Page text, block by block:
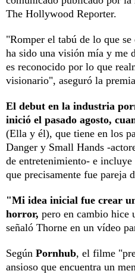
The Hollywood Reporter.
"Romper el tabú de lo que
ha sido una visión mía y me
es reconocido por lo que
visionario", aseguró la
El debut en la industria
inició el pasado agosto,
(Ella y él), que tiene en los
Danger y Small Hands -
de entretenimiento- e
que precisamente fue pareja
"Mi idea inicial fue crear
horror, pero en cambio hice
señaló Thorne en un vídeo
Según Pornhub, el filme
ansioso que encuentra un